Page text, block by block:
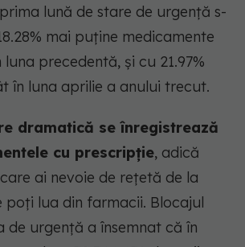
lună de stare de urgență s-
mai puține medicamente
precedentă, și cu 21.97%
în luna aprilie a anului trecut.
dramatică se înregistrează
cu prescripție, adică
ai nevoie de rețetă de la
poți lua din farmacii. Blocajul
de urgență a însemnat că în